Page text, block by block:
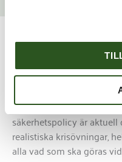
Med SafeAid får ni en
produkter och erfarna
säkerhetspolicy är
realistiska krisövningar,
alla vad som ska göras